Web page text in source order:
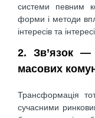
системи певним
форми і методи
інтересів та
2. Зв’язок —
масових
Трансформація
сучасними